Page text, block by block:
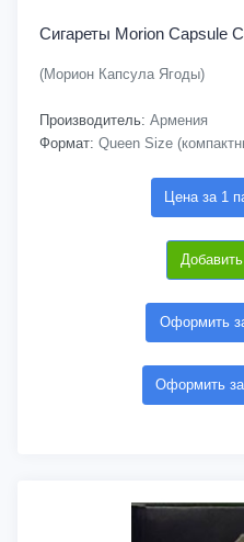
Сигареты Morion Capsule
(Морион Капсула Ягоды)
Производитель: Армения
Формат: Queen Size
Цена за 1
Оформить
Оформить